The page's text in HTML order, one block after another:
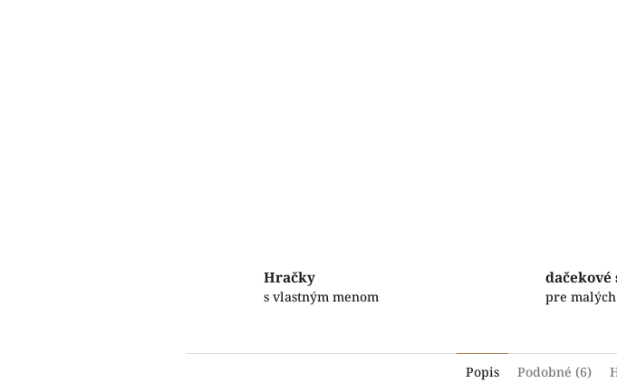
Hračky
s vlastným menom
dačekové
pre
Popis Podobné (6)